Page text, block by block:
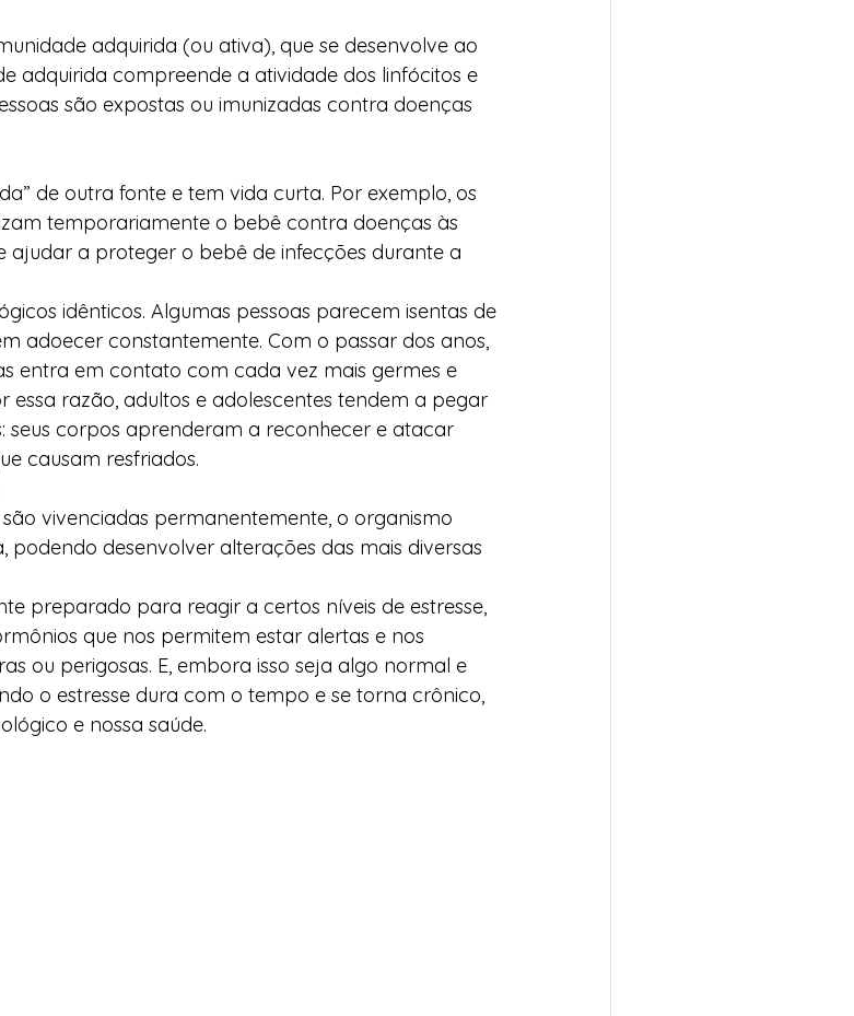
adquirida (ou ativa), que se desenvolve ao
adquirida compreende a atividade dos linfócitos e
são expostas ou imunizadas contra doenças
de outra fonte e tem vida curta. Por exemplo, os
temporariamente o bebê contra doenças às
ajudar a proteger o bebê de infecções durante a
idênticos. Algumas pessoas parecem isentas de
adoecer constantemente. Com o passar dos anos,
entra em contato com cada vez mais germes e
essa razão, adultos e adolescentes tendem a pegar
seus corpos aprenderam a reconhecer e atacar
causam resfriados.
vivenciadas permanentemente, o organismo
desenvolver alterações das mais diversas
preparado para reagir a certos níveis de estresse,
que nos permitem estar alertas e nos
ou perigosas. E, embora isso seja algo normal e
o estresse dura com o tempo e se torna crônico,
e nossa saúde.